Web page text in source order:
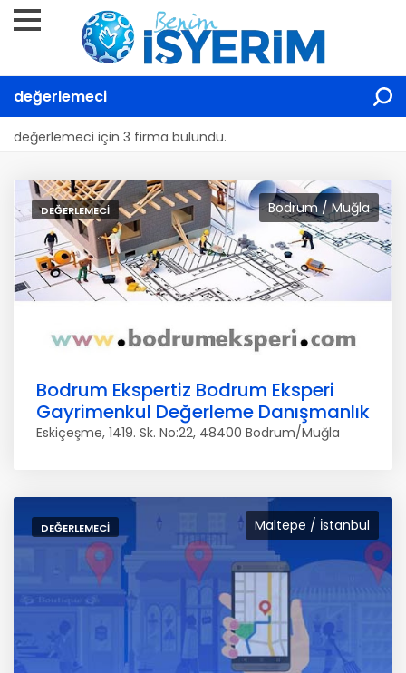
değerlemeci
değerlemeci için 3 firma bulundu.
Bodrum / Muğla
DEĞERLEMECI
Bodrum Ekspertiz Bodrum Eksperi
Gayrimenkul Değerleme Danışmanlık
Eskiçeşme, 1419. Sk. No:22, 48400 Bodrum/Muğla
Maltepe / İstanbul
DEĞERLEMECI